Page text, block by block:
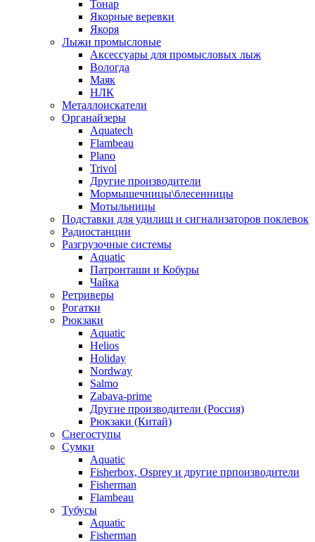
Тонар
Якорные веревки
Якоря
Лыжи промысловые
Аксессуары для промысловых лыж
Вологда
Маяк
НЛК
Металлоискатели
Органайзеры
Aquatech
Flambeau
Plano
Trivol
Другие производители
Мормышечницы\блесенницы
Мотыльницы
Подставки для удилищ и сигнализаторов поклевок
Радиостанции
Разгрузочные системы
Aquatic
Патронташи и Кобуры
Чайка
Ретриверы
Рогатки
Рюкзаки
Aquatic
Helios
Holiday
Nordway
Salmo
Zabava-prime
Другие производители (Россия)
Рюкзаки (Китай)
Снегоступы
Сумки
Aquatic
Fisherbox, Osprey и другие прпоизводители
Fisherman
Flambeau
Тубусы
Aquatic
Fisherman